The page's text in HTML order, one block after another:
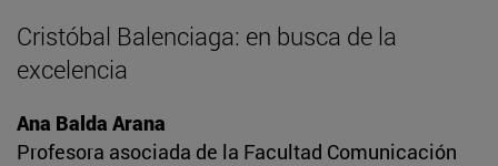
Cristóbal Balenciaga: en busca de la
excelencia
Ana Balda Arana
Profesora asociada de la Facultad Comunicación